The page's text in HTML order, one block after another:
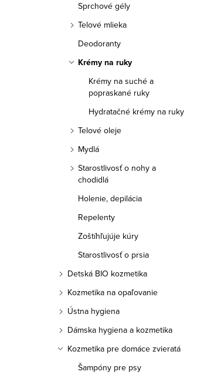
Sprchové gély
Telové mlieka
Deodoranty
Krémy na ruky
Krémy na suché a
popraskané ruky
Hydratačné krémy na ruky
Telové oleje
Mydlá
Starostlivosť o nohy a
chodidlá
Holenie, depilácia
Repelenty
Zoštíhľujúje kúry
Starostlivosť o prsia
Detská BIO kozmetika
Kozmetika na opaľovanie
Ústna hygiena
Dámska hygiena a kozmetika
Kozmetika pre domáce zvieratá
Šampóny pre psy